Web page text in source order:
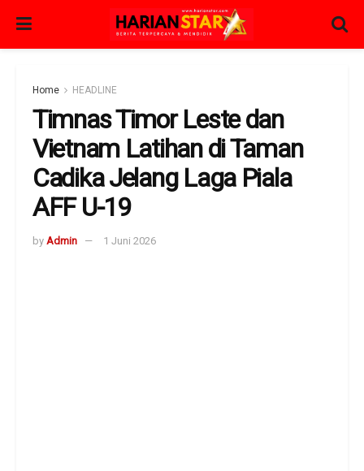
Home HEADLINE
Timnas Timor Leste dan
Vietnam Latihan di Taman
Cadika Jelang Laga Piala
AFF U-19
by Admin 1 Juni 2026